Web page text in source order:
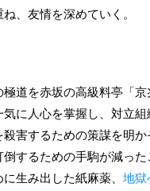
、友情を深めていく。
道を赤坂の高級料亭「
に人心を掌握し、対立
害するための策謀を明
するための手駒が減っ
生み出した紙麻薬、 地獄